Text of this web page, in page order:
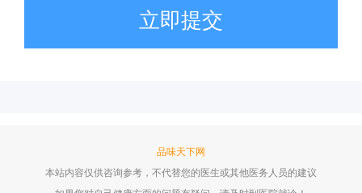
立即提交
品味天下网
本站内容仅供咨询参考，不代替您的医生或其他医务人员的建议